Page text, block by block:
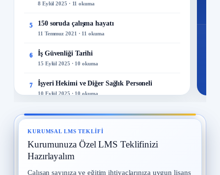
8 Eylül 2025 · 11 okuma
5 150 soruda çalışma hayatı
11 Temmuz 2021 · 11 okuma
6 İş Güvenliği Tarihi
15 Eylül 2025 · 10 okuma
7 İşyeri Hekimi ve Diğer Sağlık Personeli
10 Eylül 2025 · 10 okuma
8 Kadın Çalışanların Çalıştırılması
9 İş Kazaları
30 Temmuz 2025 · 10 okuma
Yangın ve Gazlar
KURUMSAL LMS TEKLIFI
Kurumunuza Özel LMS Teklifinizi
Hazırlayalım
Çalışan sayınıza ve eğitim ihtiyaçlarınıza uygun lisans